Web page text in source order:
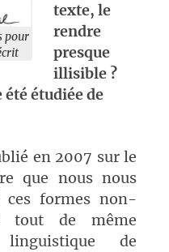
pour
texte, le
rendre
presque
illisible ?
étudiée de
en 2007 sur le
que nous nous
formes non-
tout de même
linguistique de